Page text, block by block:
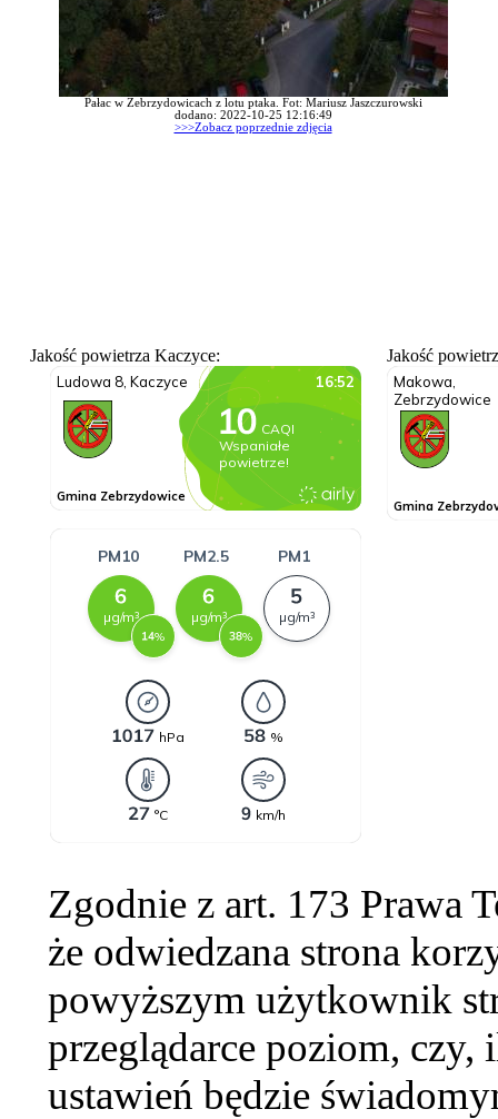
Pałac w Zebrzydowicach z lotu ptaka. Fot: Mariusz Jaszczurowski
dodano: 2022-10-25 12:16:49
>>>Zobacz poprzednie zdjęcia
Jakość powietrza Kaczyce: Jakość
Zgodnie z art. 173 Prawa
że odwiedzana strona
powyższym użytkownik
przeglądarce poziom,
ustawień będzie